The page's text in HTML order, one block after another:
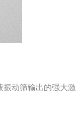
动筛输出的强大